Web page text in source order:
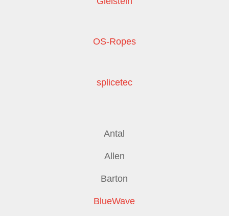
OS-Ropes
splicetec
Antal
Allen
Barton
BlueWave